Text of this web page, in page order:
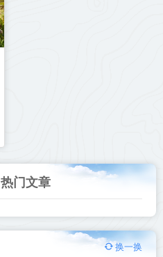
热门文章
换一换